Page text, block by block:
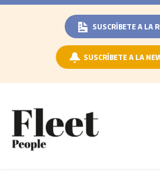
SUSCRÍBETE A LA
SUSCRÍBETE A LA